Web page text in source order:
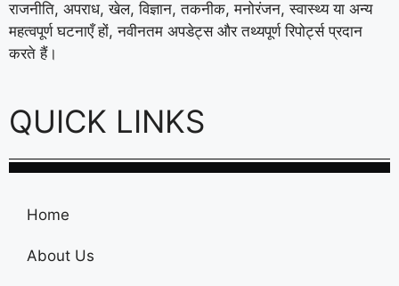
राजनीति, अपराध, खेल, विज्ञान, तकनीक, मनोरंजन, स्वास्थ्य या अन्य
महत्वपूर्ण घटनाएँ हों, नवीनतम अपडेट्स और तथ्यपूर्ण रिपोर्ट्स प्रदान
करते हैं।
QUICK LINKS
Home
About Us